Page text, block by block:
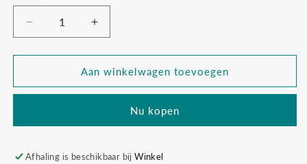
Aantal
verlagen
voor
at
gereedschap
Aantal
verhogen
voor
Kids
at
klusset
gereedschap
Aan winkelwagen toevoegen
Nu kopen
Afhaling is beschikbaar bijWinkel